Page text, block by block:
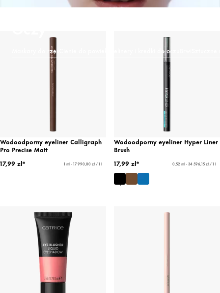
Maskary do rzęs Eyelinery i kredki do oczu
Wodoodporny eyeliner Calligraph
Pro Precise Matt
17,99 zł*
1 ml - 17 990,00 zł / 1 l
Wodoodporny eyeliner Hyper Liner
Brush
17,99 zł*
0,52 ml - 34 596,15 zł / 1 l